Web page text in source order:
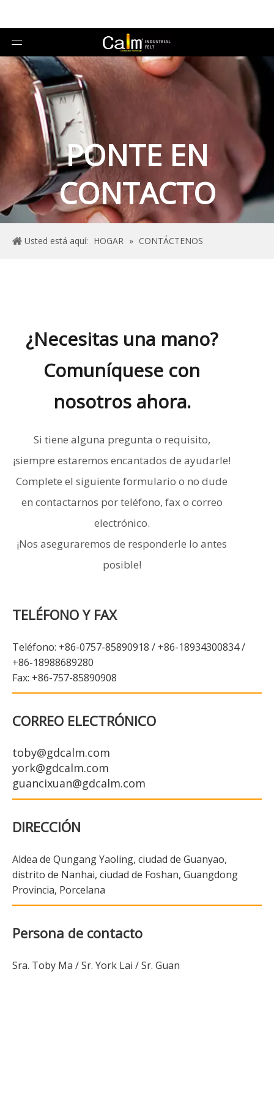
PONTE EN
CONTACTO
Usted está aquí: HOGAR » CONTÁCTENOS
¿Necesitas una mano?
Comuníquese con
nosotros ahora.
Si tiene alguna pregunta o requisito,
¡siempre estaremos encantados de ayudarle!
Complete el siguiente formulario o no dude
en contactarnos por teléfono, fax o correo
electrónico.
¡Nos aseguraremos de responderle lo antes
posible!
TELÉFONO Y FAX
Teléfono: +86-0757-85890918 / +86-18934300834 /
+86-18988689280
Fax: +86-757-85890908
CORREO ELECTRÓNICO
toby@gdcalm.com
york@gdcalm.com
guancixuan@gdcalm.com
DIRECCIÓN
Aldea de Qungang Yaoling, ciudad de Guanyao,
distrito de Nanhai, ciudad de Foshan, Guangdong
Provincia, Porcelana
Persona de contacto
Sra. Toby Ma / Sr. York Lai / Sr. Guan